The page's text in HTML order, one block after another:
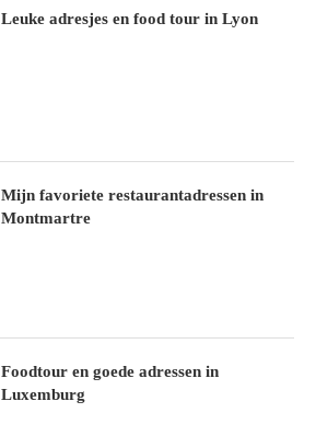
Leuke adresjes en food tour in Lyon
Mijn favoriete restaurantadressen in
Montmartre
Foodtour en goede adressen in
Luxemburg